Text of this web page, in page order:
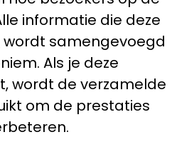
informatie die deze
wordt samengevoegd
Als je deze
wordt de verzamelde
om de prestaties